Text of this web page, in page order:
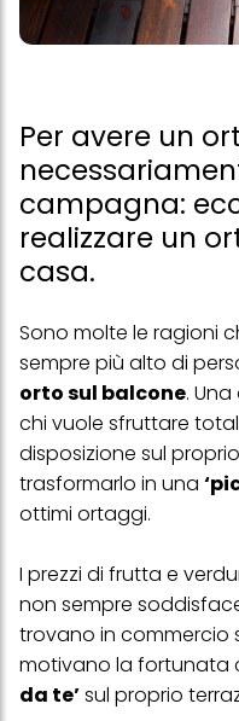
Per avere un
campagna:
realizzare un
casa.
Sono molte le ragioni
sempre più alto di
orto sul balcone.
chi vuole sfruttare
disposizione sul
trasformarlo in una
ottimi ortaggi.
I prezzi di frutta e
non sempre
trovano in commercio
motivano la fortunata
da te’sul proprio